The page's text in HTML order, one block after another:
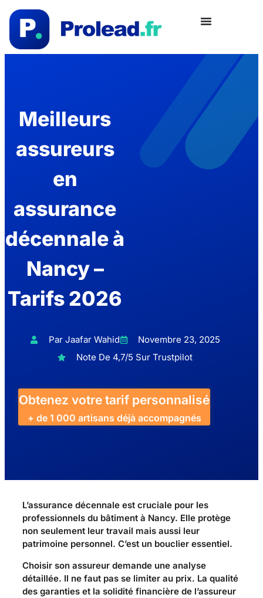
Meilleurs
assureurs
en
assurance
décennale à
Nancy –
Tarifs 2026
Par Jaafar Wahid
Novembre 23, 2025
Note De 4,7/5 Sur Trustpilot
Obtenez votre tarif personnalisé
+ de 1 000 artisans déjà accompagnés
L’assurance décennale est cruciale pour les
professionnels du bâtiment à Nancy. Elle protège
non seulement leur travail mais aussi leur
patrimoine personnel. C’est un bouclier essentiel.
Choisir son assureur demande une analyse
détaillée. Il ne faut pas se limiter au prix. La qualité
des garanties et la solidité financière de l’assureur